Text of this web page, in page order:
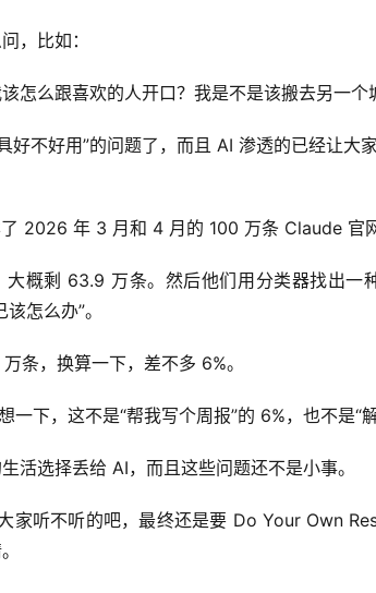
，比如：
怎么跟喜欢的人开口？我是不是该搬去另一个
好不好用”的问题了，而且 AI 渗透的已经让大
2026 年 3 月和 4 月的 100 万条 Claude 官网
大概剩 63.9 万条。然后他们用分类器找出一
怎么办”。
条，换算一下，差不多 6%。
一下，这不是“帮我写个周报”的 6%，也不是“
活选择丢给 AI，而且这些问题还不是小事。
家听不听的吧，最终还是要 Do Your Own